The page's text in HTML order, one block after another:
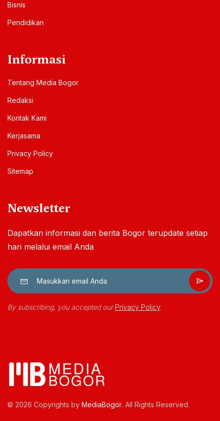
Bisnis
Pendidikan
Informasi
Tentang Media Bogor
Redaksi
Kontak Kami
Kerjasama
Privacy Policy
Sitemap
Newsletter
Dapatkan informasi dan berita Bogor terupdate setiap
hari melalui email Anda
By subscribing, you accepted ourPrivacy Policy
© 2026 Copyrights by MediaBogor. All Rights Reserved.